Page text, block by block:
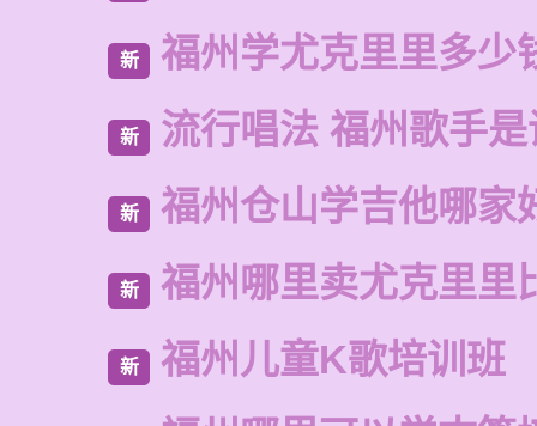
新 福州学尤克里里多少
新 流行唱法 福州歌手
新 福州仓山学吉他哪家
新 福州哪里卖尤克里里
新 福州儿童K歌培训班